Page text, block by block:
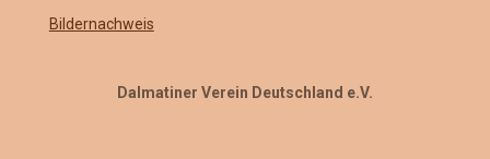
Bildernachweis
Dalmatiner Verein Deutschland e.V.